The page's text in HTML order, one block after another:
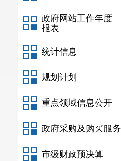
政府网站工作年度
报表
统计信息
规划计划
重点领域信息公开
政府采购及购买服务
市级财政预决算